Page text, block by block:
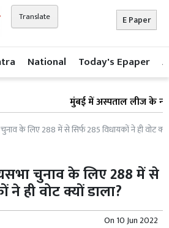
Translate E Paper
National Today's Epaper
मुंबई में अस्पताल लीज के नाम
चुनाव के लिए 288 में से सिर्फ 285 विधायकों ने ही वोट
चुनाव के लिए 288 में से
ने ही वोट क्यों डाला?
On 10 Jun 2022